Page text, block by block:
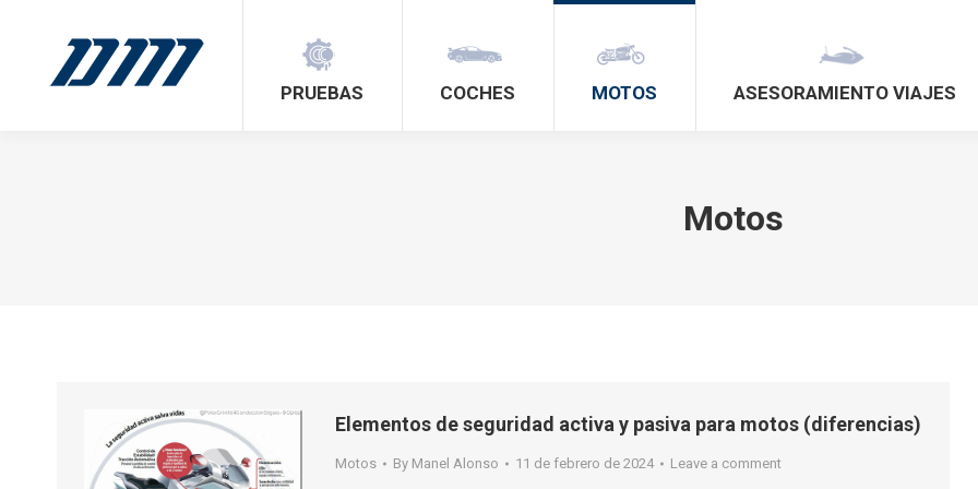
PRUEBAS COCHES MOTOS ASESORAMIENTO VIAJES
Motos
Elementos de seguridad activa y pasiva para motos (diferencias)
Motos By Manel Alonso 11 de febrero de 2024 Leave a comment